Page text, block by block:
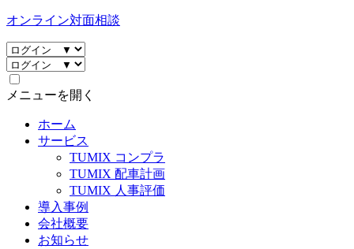
オンライン対面相談
メニューを開く
ホーム
サービス
TUMIX コンプラ
TUMIX 配車計画
TUMIX 人事評価
導入事例
会社概要
お知らせ